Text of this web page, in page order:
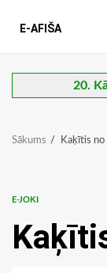
E-AFIŠA
20.
Sākums Kaķītis no
E-JOKI